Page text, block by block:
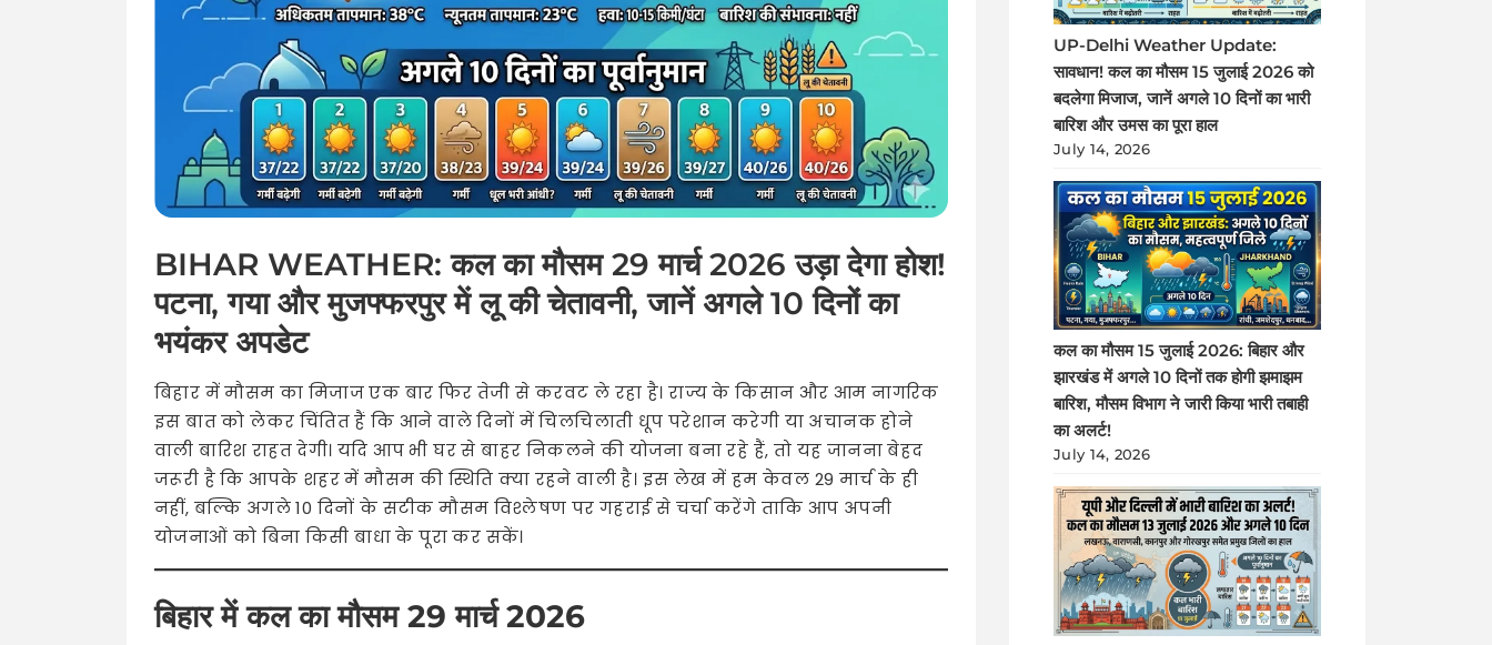
BIHAR WEATHER: कल का मौसम 29 मार्च 2026 उड़ा देगा होश!
पटना, गया और मुजफ्फरपुर में लू की चेतावनी, जानें अगले 10 दिनों का
भयंकर अपडेट
बिहार में मौसम का मिजाज एक बार फिर तेजी से करवट ले रहा है। राज्य के किसान और आम नागरिक
इस बात को लेकर चिंतित हैं कि आने वाले दिनों में चिलचिलाती धूप परेशान करेगी या अचानक होने
वाली बारिश राहत देगी। यदि आप भी घर से बाहर निकलने की योजना बना रहे हैं, तो यह जानना बेहद
जरूरी है कि आपके शहर में मौसम की स्थिति क्या रहने वाली है। इस लेख में हम केवल 29 मार्च के ही
नहीं, बल्कि अगले 10 दिनों के सटीक मौसम विश्लेषण पर गहराई से चर्चा करेंगे ताकि आप अपनी
योजनाओं को बिना किसी बाधा के पूरा कर सकें।
बिहार में कल का मौसम 29 मार्च 2026
UP-Delhi Weather Update:
सावधान! कल का मौसम 15 जुलाई 2026 को
बदलेगा मिजाज, जानें अगले 10 दिनों का भारी
बारिश और उमस का पूरा हाल
July 14, 2026
कल का मौसम 15 जुलाई 2026: बिहार और
झारखंड में अगले 10 दिनों तक होगी झमाझम
बारिश, मौसम विभाग ने जारी किया भारी तबाही
का अलर्ट!
July 14, 2026